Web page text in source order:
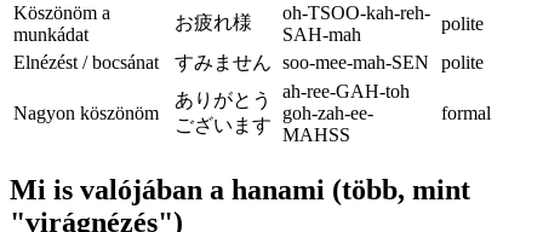
Köszönöm a
munkádat
お疲れ様
oh-TSOO-kah-reh-
SAH-mah
polite
Elnézést / bocsánat
すみません soo-mee-mah-SEN polite
Nagyon köszönöm
ありがとう
ございます
ah-ree-GAH-toh
goh-zah-ee-
MAHSS
formal
Mi is valójában a hanami (több, mint
"virágnézés")